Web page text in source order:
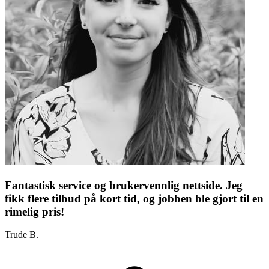
Fantastisk service og brukervennlig nettside. Jeg
fikk flere tilbud på kort tid, og jobben ble gjort til en
rimelig pris!
Trude B.